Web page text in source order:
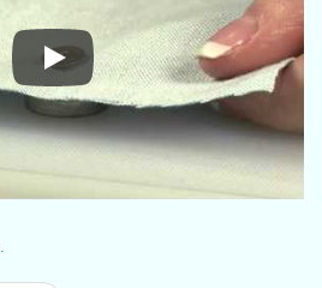
Návod k použití